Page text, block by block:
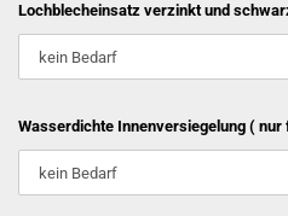
Lochblecheinsatz verzinkt und
Wasserdichte Innenversiegelung ( nur